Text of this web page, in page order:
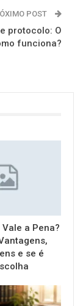
POST
protocolo: O
funciona?
a Pena?
e se é